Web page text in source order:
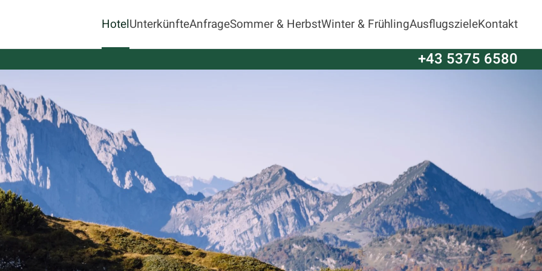
HotelUnterkünfteAnfrageSommer & HerbstWinter & FrühlingAusflugszieleKontakt
+43 5375 6580